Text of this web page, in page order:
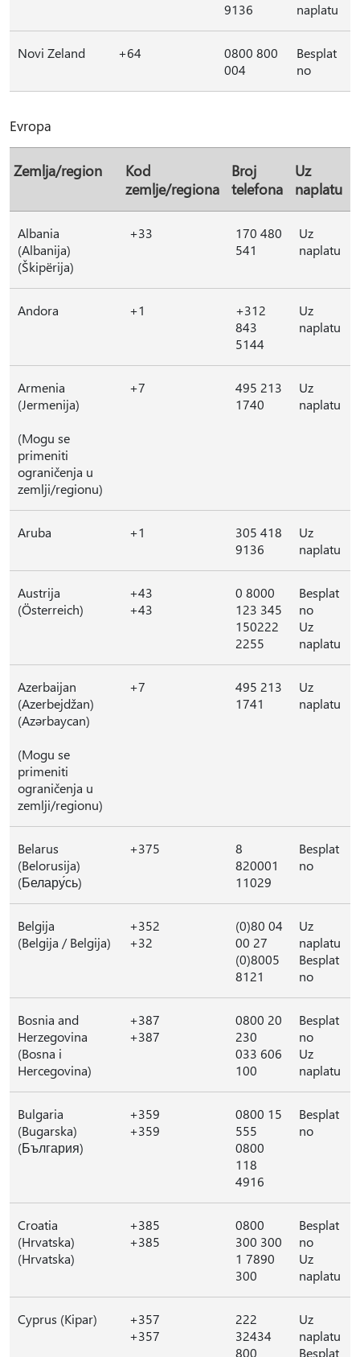
9136
naplatu
Novi Zeland +64
0800 800
004
Besplat
no
Evropa
Zemlja/region
Kod
zemlje/regiona
Broj
telefona
Uz
naplatu
Albania
(Albanija)
(Škipërija)
+33
170 480
541
Uz
naplatu
Andora +1
+312
843
5144
Uz
naplatu
Armenia
(Jermenija)
(Mogu se
primeniti
ograničenja u
zemlji/regionu)
+7
495 213
1740
Uz
naplatu
Aruba +1
305 418
9136
Uz
naplatu
Austrija
(Österreich)
+43
+43
0 8000
123 345
150222
2255
Besplat
no
Uz
naplatu
Azerbaijan
(Azerbejdžan)
(Azərbaycan)
(Mogu se
primeniti
ograničenja u
zemlji/regionu)
+7
495 213
1741
Uz
naplatu
Belarus
(Belorusija)
(Белару́сь)
+375
8
820001
11029
Besplat
no
Belgija
(Belgija / Belgija)
+352
+32
(0)80 04
00 27
(0)8005
8121
Uz
naplatu
Besplat
no
Bosnia and
Herzegovina
(Bosna i
Hercegovina)
+387
+387
0800 20
230
033 606
100
Besplat
no
Uz
naplatu
Bulgaria
(Bugarska)
(България)
+359
+359
0800 15
555
0800
118
4916
Besplat
no
Croatia
(Hrvatska)
(Hrvatska)
+385
+385
0800
300 300
1 7890
300
Besplat
no
Uz
naplatu
Cyprus (Kipar)
+357
+357
222
32434
800
Uz
naplatu
Besplat